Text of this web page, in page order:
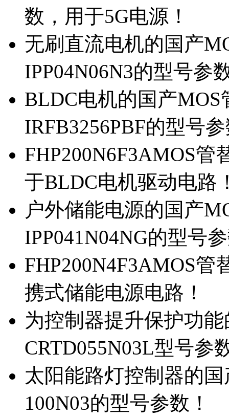
数，用于5G电源！
无刷直流电机的国产
IPP04N06N3的型号参
BLDC电机的国产MOS
IRFB3256PBF的型号
FHP200N6F3AMOS管
于BLDC电机驱动电路
户外储能电源的国产
IPP041N04NG的型号
FHP200N4F3AMOS管
携式储能电源电路！
为控制器提升保护功
CRTD055N03L型号参
太阳能路灯控制器的
100N03的型号参数！